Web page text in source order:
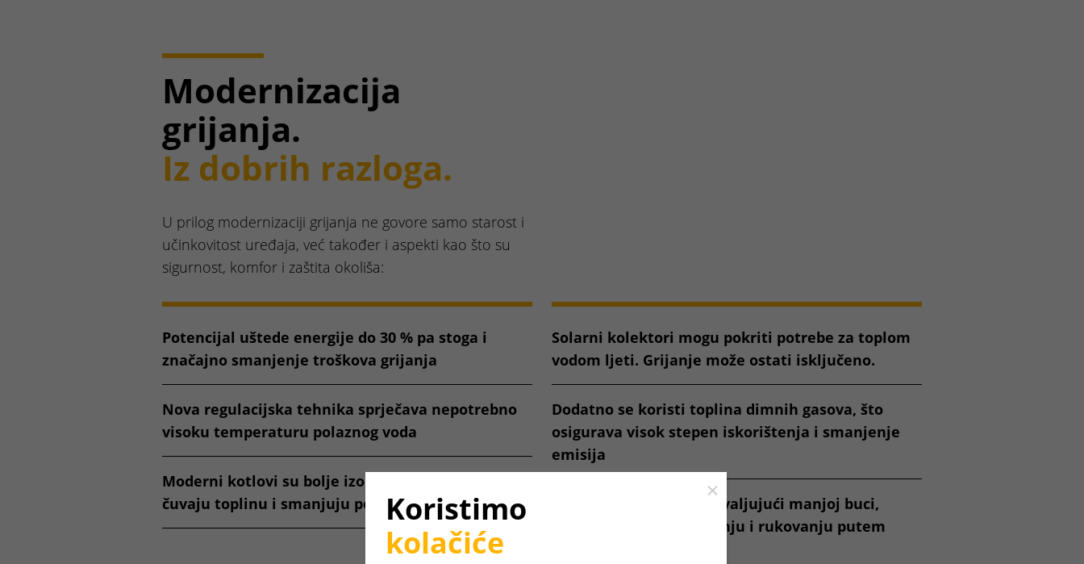
Modernizacija
grijanja.
Iz dobrih razloga.
U prilog modernizaciji grijanja ne govore samo starost i
učinkovitost uređaja, već također i aspekti kao što su
sigurnost, komfor i zaštita okoliša:
Potencijal uštede energije do 30 % pa stoga i
značajno smanjenje troškova grijanja
Nova regulacijska tehnika sprječava nepotrebno
visoku temperaturu polaznog voda
Moderni kotlovi su bolje izolirani, stoga bolje
čuvaju toplinu i smanjuju potrošnju goriva
Solarni kolektori mogu pokriti potrebe za toplom
vodom ljeti. Grijanje može ostati isključeno.
Dodatno se koristi toplina dimnih gasova, što
osigurava visok stepen iskorištenja i smanjenje
emisija
Povećanje komfora zahvaljujući manjoj buci,
jednostavnom upravljanju i rukovanju putem
Close
Koristimo
kolačiće